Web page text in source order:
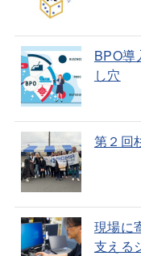
BPO導
し穴
第２回
現場に
支える